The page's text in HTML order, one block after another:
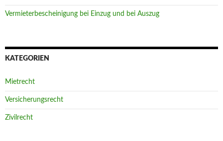
Vermieterbescheinigung bei Einzug und bei Auszug
KATEGORIEN
Mietrecht
Versicherungsrecht
Zivilrecht